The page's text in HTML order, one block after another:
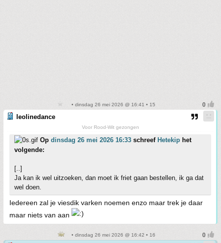
• dinsdag 26 mei 2026 @ 16:41 • 15
leolinedance
Voor Rood-Wit gezongen
Op dinsdag 26 mei 2026 16:33 schreef Hetekip het
volgende:
[..]
Ja kan ik wel uitzoeken, dan moet ik friet gaan bestellen, ik ga dat
wel doen.
Iedereen zal je viesdik varken noemen enzo maar trek je daar
maar niets van aan
• dinsdag 26 mei 2026 @ 16:42 • 16